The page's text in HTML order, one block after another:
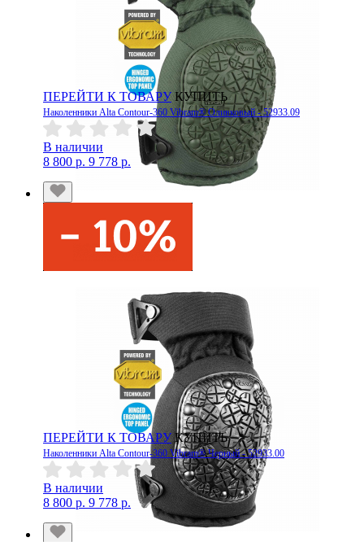
ПЕРЕЙТИ К ТОВАРУ КУПИТЬ
Наколенники Alta Contour-360 Vibram® Оливковый - 52933.09
В наличии
8 800 р. 9 778 р.
ПЕРЕЙТИ К ТОВАРУ КУПИТЬ
Наколенники Alta Contour-360 Vibram® Черный - 52933.00
В наличии
8 800 р. 9 778 р.